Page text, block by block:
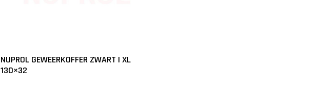
NUPROL GEWEERKOFFER ZWART | XL
130×32